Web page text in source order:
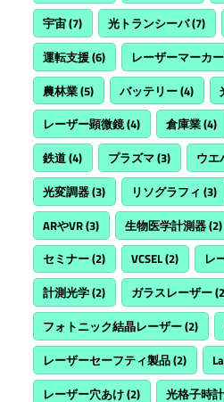
宇宙(7) 光トランシーバ(7)
運転支援(6) レーザーマーカー
農林業(5) バッテリー(4)
レーザー顕微鏡(4) 倉庫業(4)
鉄道(4) プラズマ(3) ウエ
光変調器(3) リソグラフィ (3)
ARやVR(3) 生物医学計測器(2)
セミナー(2) VCSEL(2) レ
計測光学(2) ガラスレーザー
フォトニック結晶レーザー(2)
レーザーセーフティ製品(2)
レーザー穴あけ(2) 光格子時計